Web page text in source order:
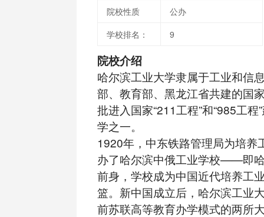
院校性质
公办
学校排名：
9
院校介绍
哈尔滨工业大学隶属于工业和信
部、教育部、黑龙江省共建的国
批进入国家“211工程”和“985工程
学之一。
1920年，中东铁路管理局为培养
办了哈尔滨中俄工业学校——即
前身，学校成为中国近代培养工
篮。新中国成立后，哈尔滨工业
前苏联高等教育办学模式的两所